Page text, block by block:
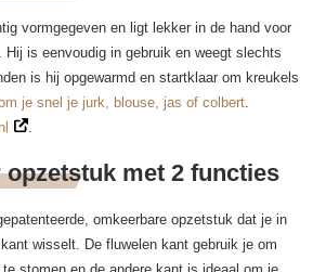
vormgegeven en ligt lekker in de hand voor
Hij is eenvoudig in gebruik en weegt slechts
is hij opgewarmd en startklaar om kreukels
je snel je jurk, blouse, jas of colbert.
.
opzetstuk met 2 functies
omkeerbare opzetstuk dat je in
wisselt. De fluwelen kant gebruik je om